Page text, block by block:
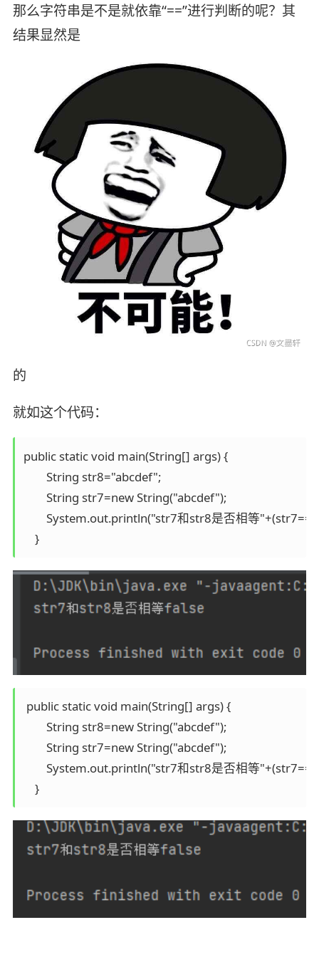
那么字符串是不是就依靠“==”进行判断的呢？其
结果显然是
的
就如这个代码：
public static void main(String[] args) {
        String str8="abcdef";
        String str7=new String("abcdef");
System.out.println("str7和str8是否相等
    }
public static void main(String[] args) {
        String str8=new String("abcdef");
        String str7=new String("abcdef");
System.out.println("str7和str8是否相等
    }